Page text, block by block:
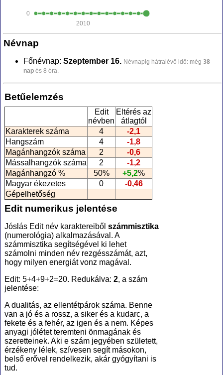
0
2010
Névnap
Főnévnap: Szeptember 16. Névnapig hátralévő idő: még 38
nap és 8 óra.
Betűelemzés
Edit
névben
Eltérés az
átlagtól
Karakterek száma
4
-2,1
Hangszám
4
-1,8
Magánhangzók száma
2
-0,6
Mássalhangzók száma
2
-1,2
Magánhangzó %
50% +5,2%
Magyar ékezetes
0
-0,46
Gépelhetőség
Edit numerikus jelentése
Jóslás Edit név karaktereiből számmisztika
(numerológia) alkalmazásával. A
számmisztika segítségével ki lehet
számolni minden név rezgésszámát, azt,
hogy milyen energiát vonz magával.
Edit: 5+4+9+2=20. Redukálva: 2, a szám
jelentése:
A dualitás, az ellentétpárok száma. Benne
van a jó és a rossz, a siker és a kudarc, a
fekete és a fehér, az igen és a nem. Képes
anyagi jólétet teremteni önmagának és
szeretteinek. Aki e szám jegyében született,
érzékeny lélek, szívesen segít másokon,
belső erővel rendelkezik, akár gyógyítani is
tud.